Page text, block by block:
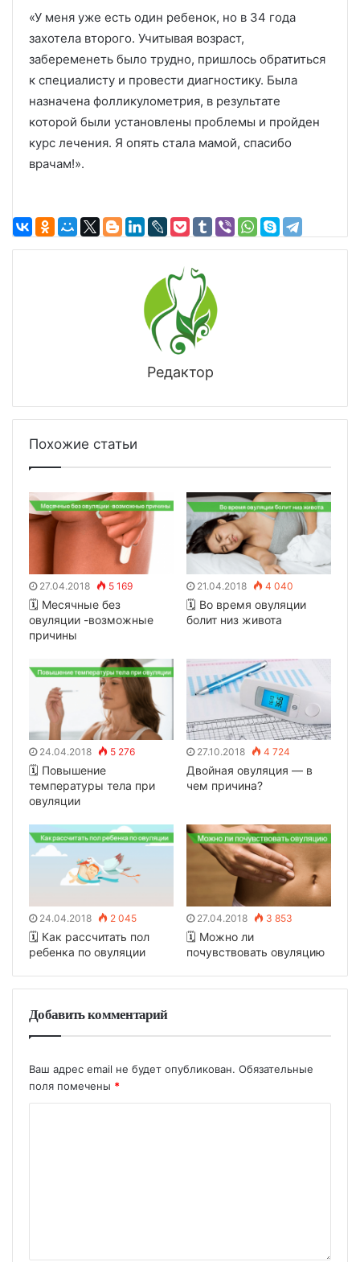
«У меня уже есть один ребенок, но в 34 года
захотела второго. Учитывая возраст,
забеременеть было трудно, пришлось обратиться
к специалисту и провести диагностику. Была
назначена фолликулометрия, в результате
которой были установлены проблемы и пройден
курс лечения. Я опять стала мамой, спасибо
врачам!».
Редактор
Похожие статьи
27.04.2018 5 169
🗓 Месячные без
овуляции -возможные
причины
21.04.2018 4 040
🗓 Во время овуляции
болит низ живота
24.04.2018 5 276
🗓 Повышение
температуры тела при
овуляции
27.10.2018 4 724
Двойная овуляция — в
чем причина?
24.04.2018 2 045
🗓 Как рассчитать пол
ребенка по овуляции
27.04.2018 3 853
🗓 Можно ли
почувствовать овуляцию
Добавить комментарий
Ваш адрес email не будет опубликован. Обязательные
поля помечены *